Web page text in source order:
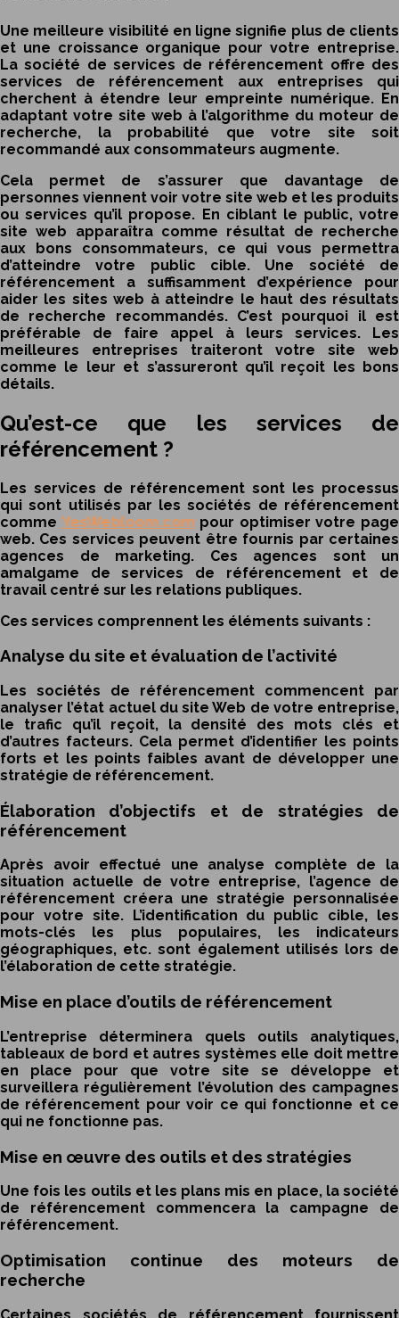
Une meilleure visibilité en ligne signifie plus de clients
et une croissance organique pour votre entreprise.
La société de services de référencement offre des
services de référencement aux entreprises qui
cherchent à étendre leur empreinte numérique. En
adaptant votre site web à l’algorithme du moteur de
recherche, la probabilité que votre site soit
recommandé aux consommateurs augmente.
Cela permet de s’assurer que davantage de
personnes viennent voir votre site web et les produits
ou services qu’il propose. En ciblant le public, votre
site web apparaîtra comme résultat de recherche
aux bons consommateurs, ce qui vous permettra
d’atteindre votre public cible. Une société de
référencement a suffisamment d’expérience pour
aider les sites web à atteindre le haut des résultats
de recherche recommandés. C’est pourquoi il est
préférable de faire appel à leurs services. Les
meilleures entreprises traiteront votre site web
comme le leur et s’assureront qu’il reçoit les bons
détails.
Qu’est-ce que les services de
référencement ?
Les services de référencement sont les processus
qui sont utilisés par les sociétés de référencement
comme YesWebloom.com pour optimiser votre page
web. Ces services peuvent être fournis par certaines
agences de marketing. Ces agences sont un
amalgame de services de référencement et de
travail centré sur les relations publiques.
Ces services comprennent les éléments suivants :
Analyse du site et évaluation de l’activité
Les sociétés de référencement commencent par
analyser l’état actuel du site Web de votre entreprise,
le trafic qu’il reçoit, la densité des mots clés et
d’autres facteurs. Cela permet d’identifier les points
forts et les points faibles avant de développer une
stratégie de référencement.
Élaboration d’objectifs et de stratégies de
référencement
Après avoir effectué une analyse complète de la
situation actuelle de votre entreprise, l’agence de
référencement créera une stratégie personnalisée
pour votre site. L’identification du public cible, les
mots-clés les plus populaires, les indicateurs
géographiques, etc. sont également utilisés lors de
l’élaboration de cette stratégie.
Mise en place d’outils de référencement
L’entreprise déterminera quels outils analytiques,
tableaux de bord et autres systèmes elle doit mettre
en place pour que votre site se développe et
surveillera régulièrement l’évolution des campagnes
de référencement pour voir ce qui fonctionne et ce
qui ne fonctionne pas.
Mise en œuvre des outils et des stratégies
Une fois les outils et les plans mis en place, la société
de référencement commencera la campagne de
référencement.
Optimisation continue des moteurs de
recherche
Certaines sociétés de référencement fournissent